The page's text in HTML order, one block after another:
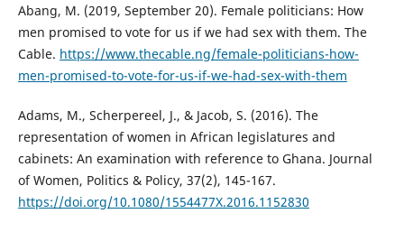
Abang, M. (2019, September 20). Female politicians: How
men promised to vote for us if we had sex with them. The
Cable. https://www.thecable.ng/female-politicians-how-
men-promised-to-vote-for-us-if-we-had-sex-with-them
Adams, M., Scherpereel, J., & Jacob, S. (2016). The
representation of women in African legislatures and
cabinets: An examination with reference to Ghana. Journal
of Women, Politics & Policy, 37(2), 145-167.
https://doi.org/10.1080/1554477X.2016.1152830